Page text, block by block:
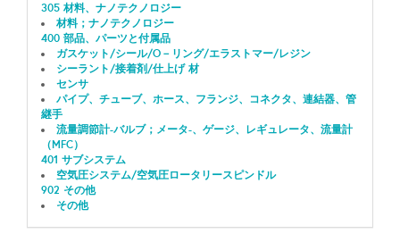
305 材料、ナノテクノロジー
材料；ナノテクノロジー
400 部品、パーツと付属品
ガスケット/シール/O－リング/エラストマー/レジン
シーラント/接着剤/仕上げ 材
センサ
パイプ、チューブ、ホース、フランジ、コネクタ、連結器、管
継手
流量調節計-バルブ；メータ-、ゲージ、レギュレータ、流量計
（MFC）
401 サブシステム
空気圧システム/空気圧ロータリースピンドル
902 その他
その他